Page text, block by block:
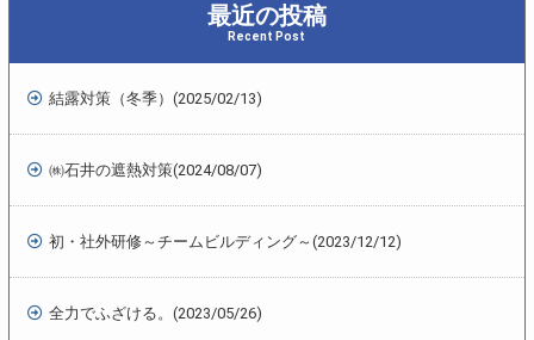
最近の投稿
Recent Post
結露対策（冬季） (2025/02/13)
㈱石井の遮熱対策(2024/08/07)
初・社外研修～チームビルディング～ (2023/12/12)
全力でふざける。 (2023/05/26)